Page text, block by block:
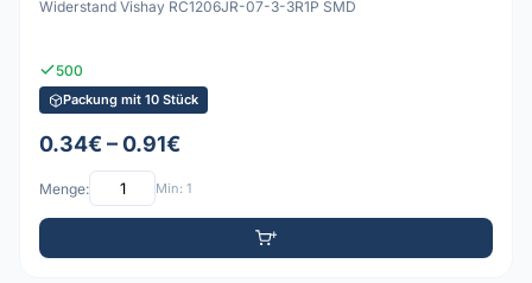
Widerstand Vishay RC1206JR-07-3-3R1P SMD
500
Packung mit 10 Stück
0.34€ – 0.91€
Menge: Min: 1